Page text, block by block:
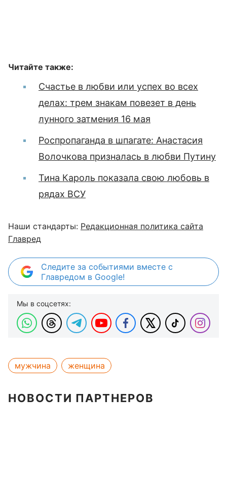
Читайте также:
Счастье в любви или успех во всех
делах: трем знакам повезет в день
лунного затмения 16 мая
Роспропаганда в шпагате: Анастасия
Волочкова призналась в любви Путину
Тина Кароль показала свою любовь в
рядах ВСУ
Наши стандарты: Редакционная политика сайта
Главред
Следите за событиями вместе с
Главредом в Google!
Мы в соцсетях:
мужчина женщина
НОВОСТИ ПАРТНЕРОВ